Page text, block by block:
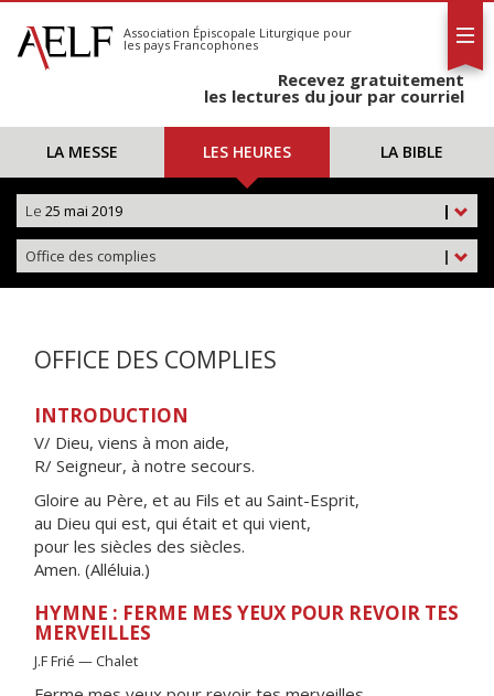
S'abonner
Calendrier
Association Épiscopale Liturgique pour
les pays Francophones
Recevez gratuitement
les lectures du jour par courriel
LA MESSE LES HEURES LA BIBLE
|
Le 25 mai 2019
|
Office des complies
OFFICE DES COMPLIES
INTRODUCTION
V/ Dieu, viens à mon aide,
R/ Seigneur, à notre secours.
Gloire au Père, et au Fils et au Saint-Esprit,
au Dieu qui est, qui était et qui vient,
pour les siècles des siècles.
Amen. (Alléluia.)
HYMNE : FERME MES YEUX POUR REVOIR TES
MERVEILLES
J.F Frié — Chalet